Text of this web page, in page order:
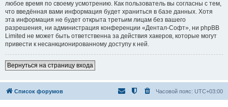
любое время по своему усмотрению. Как пользователь вы согласны с тем,
что введённая вами информация будет храниться в базе данных. Хотя
эта информация не будет открыта третьим лицам без вашего
разрешения, ни администрация конференции «Дентал-Софт», ни phpBB
Limited не может быть ответственна за действия хакеров, которые могут
привести к несанкционированному доступу к ней.
Вернуться на страницу входа
Список форумов Часовой пояс: UTC+03:00